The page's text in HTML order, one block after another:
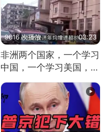
9016 次播放 03:23
非洲两个国家，一个学习
中国，一个学习美国，结